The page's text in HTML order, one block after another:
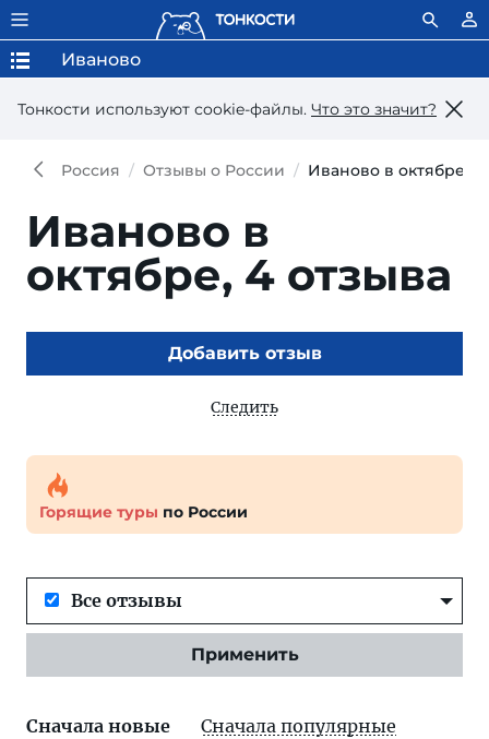
Тонкости используют сookie-файлы. Что это значит?
Иваново
Россия Отзывы о России Иваново в октябре
Иваново в
октябре, 4 отзыва
Добавить отзыв
Следить
Горящие туры по России
Все отзывы
Применить
Сначала новые Сначала популярные